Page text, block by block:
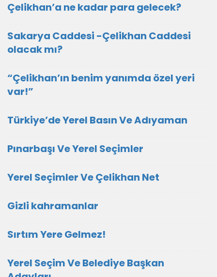
Çelikhan’a ne kadar para gelecek?
Sakarya Caddesi -Çelikhan Caddesi
olacak mı?
“Çelikhan’ın benim yanımda özel yeri
var!”
Türkiye’de Yerel Basın Ve Adıyaman
Pınarbaşı Ve Yerel Seçimler
Yerel Seçimler Ve Çelikhan Net
Gizli kahramanlar
Sırtım Yere Gelmez!
Yerel Seçim Ve Belediye Başkan